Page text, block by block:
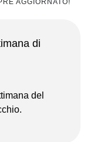
di
del